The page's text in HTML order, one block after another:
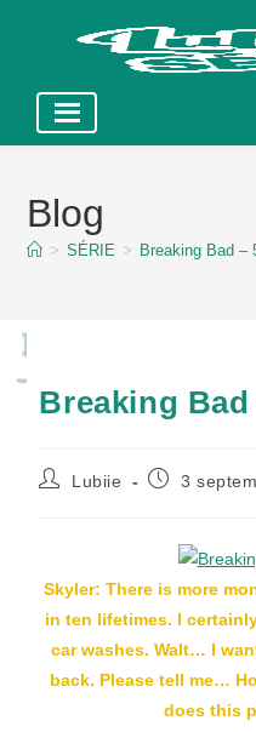
contentBlog
> SÉRIE > Breaking Bad –
Breaking Bad
Auteur/autrice
Lubiie
Publication
3
Skyler: There is more
in ten lifetimes. I
car washes. Walt… I
back. Please tell me…
does this